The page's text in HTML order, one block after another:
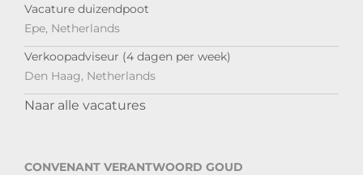
Vacature duizendpoot
Epe, Netherlands
Verkoopadviseur (4 dagen per week)
Den Haag, Netherlands
Naar alle vacatures
CONVENANT VERANTWOORD GOUD